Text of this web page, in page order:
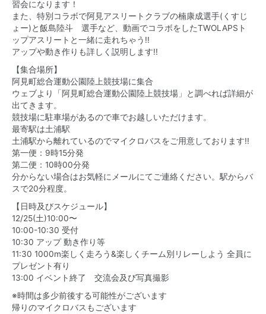
習会になります！
また、特別コラボで阿見アスリートクラブの楠康成選手(くすじ
ょー)と飯島陸斗 選手など、動画でコラボをしたTWOLAPSト
ップアスリートと一緒に走れちゃう!!
アップや動き作りも詳しく説明します!!
【集合場所】
阿見町総合運動公園陸上競技場に集合
ウェブより「阿見町総合運動公園陸上競技場」と調べれば詳細が
出てきます。
競技場に駐車場があるので車でお越しいただけます。
最寄駅は土浦駅
土浦駅から離れているのでマイクロバスをご用意しております!!
第一便：9時15分発
第二便：10時00分発
分からない場合はお気軽にメールにてご連絡ください。駅からバ
スで20分程度。
【日時及びスケジュール】
12/25(土)10:00〜
10:00-10:30 受付
10:30 アップ 動き作り等
11:30 1000m楽しく走ろう&楽しくチーム別リレーしよう 全員に
プレゼント有り
13:00 イベント終了 交流会及び写真撮影
※時間は多少前後する可能性がございます
帰りのマイクロバスもございます